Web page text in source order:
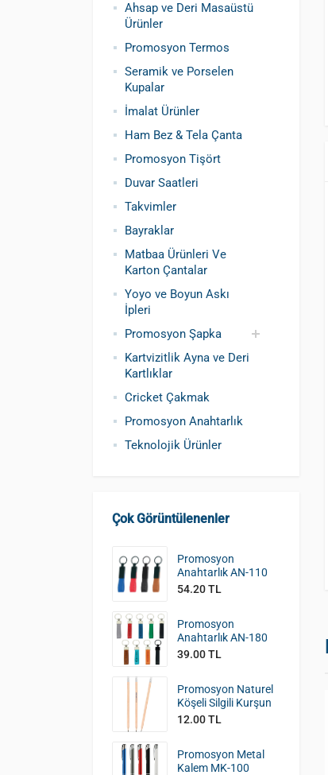
Siboplu Çakmak
Manyetolu Çakmak
Ahsap ve Deri Masaüstü
Ürünler
Promosyon Termos
Seramik ve Porselen
Kupalar
İmalat Ürünler
Ham Bez & Tela Çanta
Promosyon Tişört
Duvar Saatleri
Takvimler
Bayraklar
Matbaa Ürünleri Ve
Karton Çantalar
Yoyo ve Boyun Askı
İpleri
Promosyon Şapka
Pamuklu Şapka
Polyester Şapka
Baskılı Şapka
Toptan
Kartvizitlik Ayna ve Deri
Kartlıklar
Cricket Çakmak
Promosyon Anahtarlık
Teknolojik Ürünler
Çok Görüntülenenler
Promosyon
Anahtarlık AN-110
54.20 TL
Promosyon
Anahtarlık AN-180
39.00 TL
Promosyon Naturel
Köşeli Silgili Kurşun
Kalem KK-390
12.00 TL
Promosyon Metal
Kalem MK-100